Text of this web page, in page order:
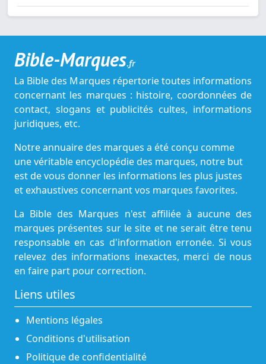
Bible-Marques.fr
La Bible des Marques répertorie toutes informations
concernant les marques : histoire, coordonnées de
contact, slogans et publicités cultes, informations
juridiques, etc.
Notre annuaire des marques a été conçu comme
une véritable encyclopédie des marques, notre but
est de vous donner les informations les plus justes
et exhaustives concernant vos marques favorites.
La Bible des Marques n'est affiliée à aucune des
marques présentes sur le site et ne serait être tenu
responsable en cas d'information erronée. Si vous
relevez des informations inexactes, merci de nous
en faire part pour correction.
Liens utiles
Mentions légales
Conditions d'utilisation
Politique de confidentialité